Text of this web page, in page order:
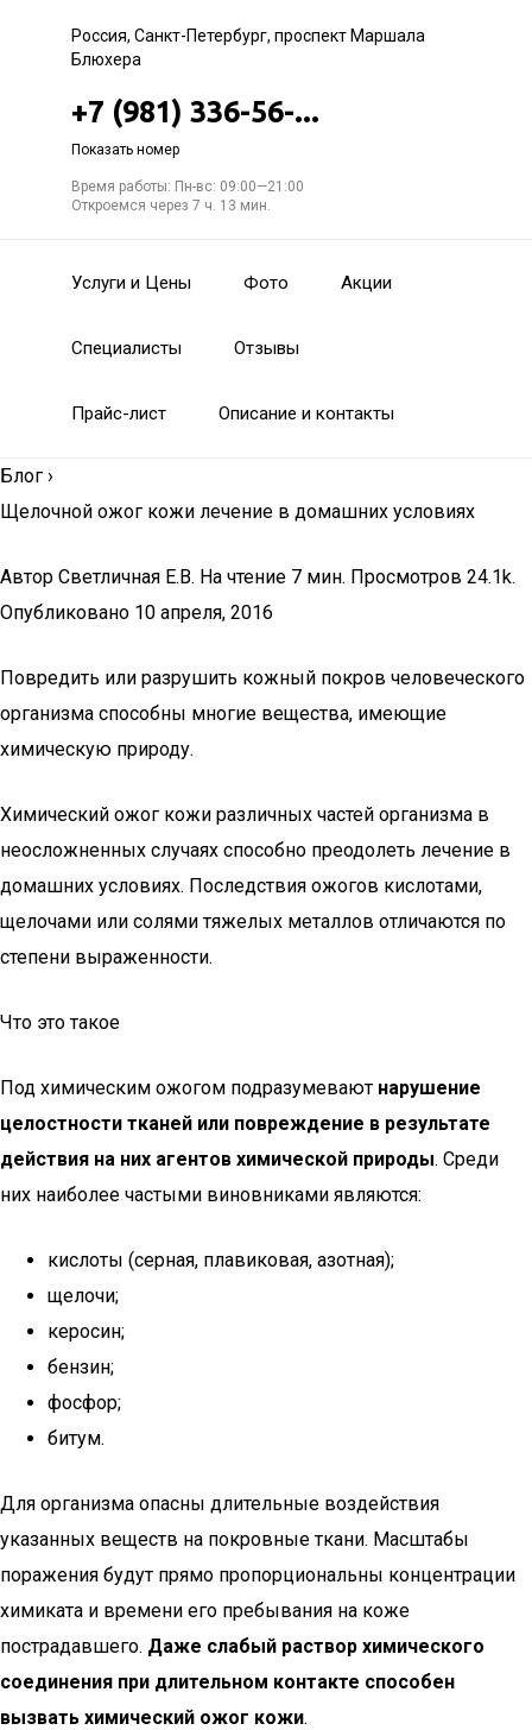
Россия, Санкт-Петербург, проспект Маршала
Блюхера
+7 (981) 336-56-...
Показать номер
Время работы: Пн-вс: 09:00—21:00
Откроемся через 7 ч. 13 мин.
Услуги и Цены Фото Акции
Специалисты Отзывы
Прайс-лист Описание и контакты
Блог ›
Щелочной ожог кожи лечение в домашних условиях
Автор Светличная Е.В. На чтение 7 мин. Просмотров 24.1k.
Опубликовано 10 апреля, 2016
Повредить или разрушить кожный покров человеческого
организма способны многие вещества, имеющие
химическую природу.
Химический ожог кожи различных частей организма в
неосложненных случаях способно преодолеть лечение в
домашних условиях. Последствия ожогов кислотами,
щелочами или солями тяжелых металлов отличаются по
степени выраженности.
Что это такое
Под химическим ожогом подразумевают нарушение
целостности тканей или повреждение в результате
действия на них агентов химической природы. Среди
них наиболее частыми виновниками являются:
кислоты (серная, плавиковая, азотная);
щелочи;
керосин;
бензин;
фосфор;
битум.
Для организма опасны длительные воздействия
указанных веществ на покровные ткани. Масштабы
поражения будут прямо пропорциональны концентрации
химиката и времени его пребывания на коже
пострадавшего. Даже слабый раствор химического
соединения при длительном контакте способен
вызвать химический ожог кожи.